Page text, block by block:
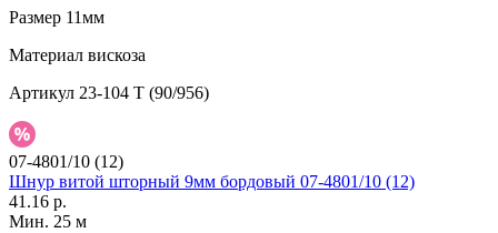
Размер 11мм
Материал вискоза
Артикул 23-104 Т (90/956)
07-4801/10 (12)
Шнур витой шторный 9мм бордовый 07-4801/10 (12)
41.16 р.
Мин. 25 м